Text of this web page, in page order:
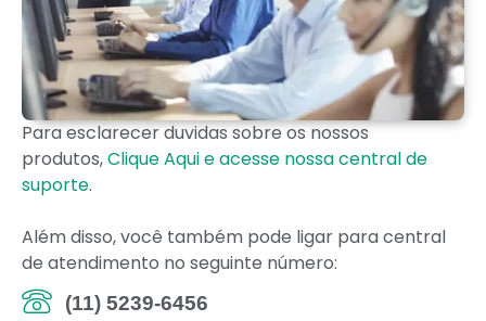
Para esclarecer duvidas sobre os nossos
produtos,Clique Aqui e acesse nossa central de
suporte.
Além disso, você também pode ligar para central
de atendimento no seguinte número:
(11) 5239-6456